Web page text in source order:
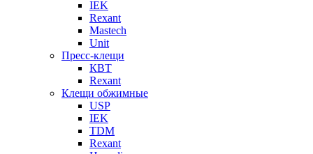
IEK
Rexant
Mastech
Unit
Пресс-клещи
КВТ
Rexant
Клещи обжимные
USP
IEK
TDM
Rexant